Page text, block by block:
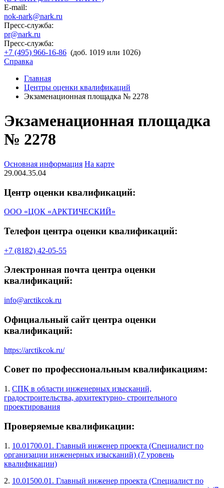
E-mail:
nok-nark@nark.ru
Пресс-служба:
pr@nark.ru
Пресс-служба:
+7 (495) 966-16-86 (доб. 1019 или 1026)
Справка
Главная
Центры оценки квалификаций
Экзаменационная площадка № 2278
Экзаменационная площадка
№ 2278
Основная информация На карте
29.004.35.04
Центр оценки квалификаций:
ООО «ЦОК «АРКТИЧЕСКИЙ»
Телефон центра оценки квалификаций:
+7 (8182) 42-05-55
Электронная почта центра оценки
квалификаций:
info@arctikcok.ru
Официальный сайт центра оценки
квалификаций:
https://arctikcok.ru/
Совет по профессиональным квалификациям:
1. СПК в области инженерных изысканий,
градостроительства, архитектурно- строительного
проектирования
Проверяемые квалификации:
1. 10.01700.01. Главный инженер проекта (Специалист по
организации инженерных изысканий) (7 уровень
квалификации)
2. 10.01500.01. Главный инженер проекта (Специалист по